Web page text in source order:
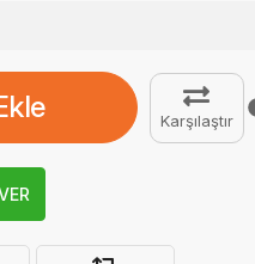
Karşılaştır